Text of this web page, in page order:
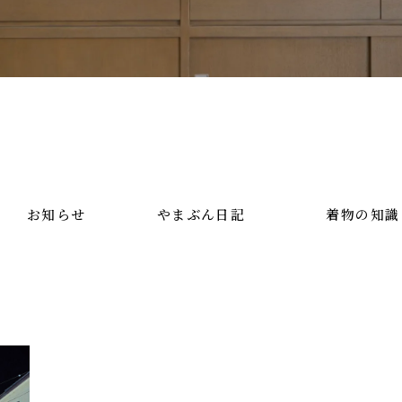
お知らせ やまぶん日記 着物の知識